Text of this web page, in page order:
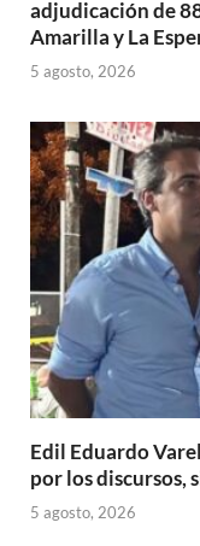
adjudicación de
Amarilla y La
5 agosto, 2026
Edil Eduardo
por los discursos,
5 agosto, 2026